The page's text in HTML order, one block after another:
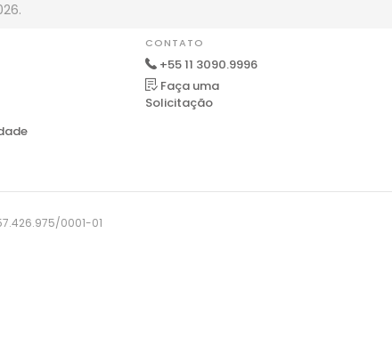
CONTATO
+55 11 3090.9996
Faça uma
Solicitação
0001-01